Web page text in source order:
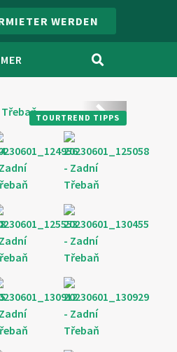
WERDEN
Weiter
TOURTREND TIPPS